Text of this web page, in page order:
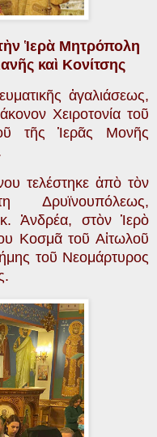
Ἱερὰ Μητρόπολη
καὶ Κονίτσης
ἀγαλιάσεως,
Χειροτονία τοῦ
τῆς Ἱερᾶς Μονῆς
τελέστηκε ἀπὸ τὸν
Δρυϊνουπόλεως,
Ἀνδρέα, στὸν Ἱερὸ
Κοσμᾶ τοῦ Αἰτωλοῦ
τοῦ Νεομάρτυρος